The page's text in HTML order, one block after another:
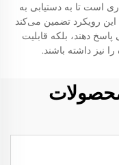
است تا به دستیابی به
رویکرد تضمین می‌کند
دهند، بلکه قابلیت
نیز داشته باشند.